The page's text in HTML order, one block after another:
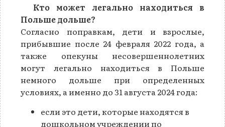
Кто может легально находиться в
Польше дольше?
Согласно поправкам, дети и взрослые,
прибывшие после 24 февраля 2022 года, а
также опекуны несовершеннолетних
могут легально находиться в Польше
немного дольше при определенных
условиях, а именно до 31 августа 2024 года:
если это дети, которые находятся в
дошкольном учреждении по